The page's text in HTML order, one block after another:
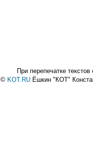
При перепечатке
© KOT.RU Ёшкин "КОТ"